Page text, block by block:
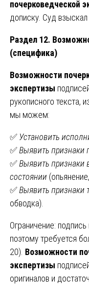
почерковедческой
дописку. Суд
Раздел 12.
(специфика)
Возможности
экспертизы
рукописного текста,
мы можем:
✅ Установить
✅Выявить признаки
✅Выявить
состоянии
✅Выявить признаки
обводка).
Ограничение:
поэтому требуется
20). Возможности
экспертизы
оригиналов и